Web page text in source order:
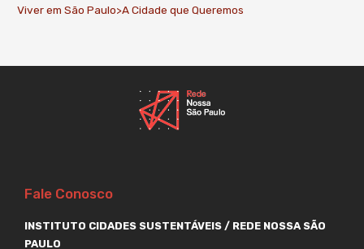
Viver em São Paulo>A Cidade que Queremos
Fale Conosco
INSTITUTO CIDADES SUSTENTÁVEIS / REDE NOSSA SÃO
PAULO